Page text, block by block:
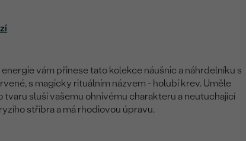
vám přinese tato kolekce náušnic a náhrdelníku s
s magicky rituálním názvem - holubí krev. Uměle
sluší vašemu ohnivému charakteru a neutuchající
stříbra a má rhodiovou úpravu.